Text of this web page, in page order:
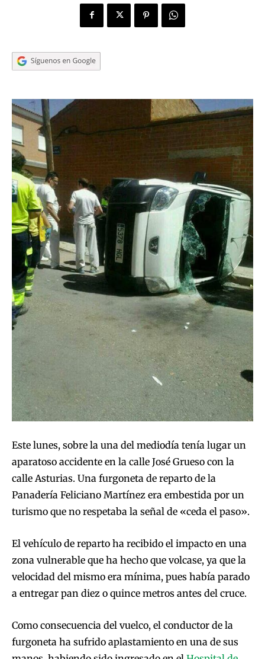
Este lunes, sobre la una del mediodía tenía lugar un
aparatoso accidente en la calle José Grueso con la
calle Asturias. Una furgoneta de reparto de la
Panadería Feliciano Martínez era embestida por un
turismo que no respetaba la señal de «ceda el paso».
El vehículo de reparto ha recibido el impacto en una
zona vulnerable que ha hecho que volcase, ya que la
velocidad del mismo era mínima, pues había parado
a entregar pan diez o quince metros antes del cruce.
Como consecuencia del vuelco, el conductor de la
furgoneta ha sufrido aplastamiento en una de sus